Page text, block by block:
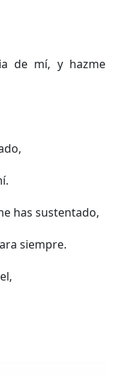
de mí, y hazme
has sustentado,
siempre.